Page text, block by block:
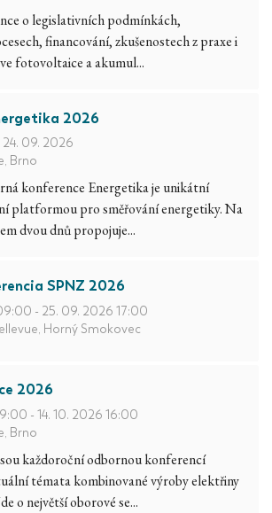
o legislativních podmínkách,
financování, zkušenostech z praxe i
fotovoltaice a akumul...
2026
09. 2026
Brno
konference Energetika je unikátní
platformou pro směřování energetiky. Na
dvou dnů propojuje...
SPNZ 2026
- 25. 09. 2026 17:00
Horný Smokovec
2026
- 14. 10. 2026 16:00
Brno
každoroční odbornou konferencí
témata kombinované výroby elektřiny
o největší oborové se...